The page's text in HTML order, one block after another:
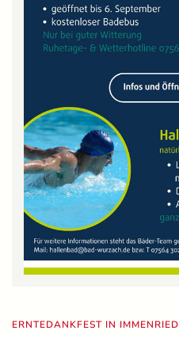
ERNTEDANKFEST IN IMMENRIED